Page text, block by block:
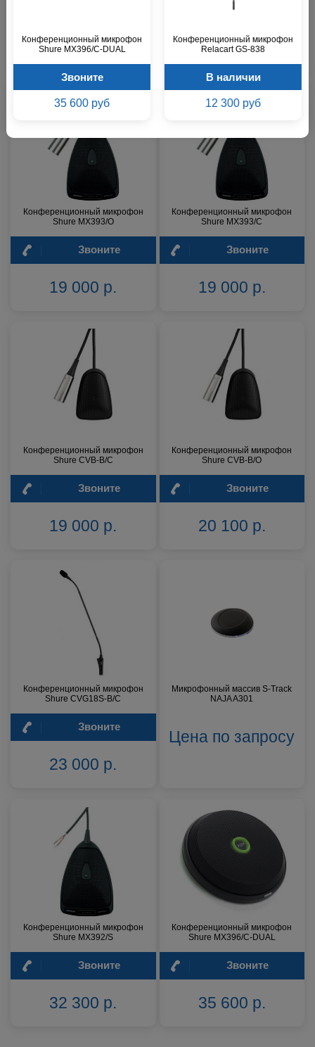
Конференционный микрофон
Shure MX396/C-DUAL
Звоните
35 600 руб
Конференционный микрофон
Relacart GS-838
В наличии
12 300 руб
15 700 р.
Звоните
17 200 р.
Конференционный микрофон
Shure MX393/O
Звоните
19 000 р.
Конференционный микрофон
Shure MX393/C
Звоните
19 000 р.
Конференционный микрофон
Shure CVB-B/C
Звоните
19 000 р.
Конференционный микрофон
Shure CVB-B/O
Звоните
20 100 р.
Конференционный микрофон
Shure CVG18S-B/C
Звоните
23 000 р.
Микрофонный массив S-Track
NAJA A301
Цена по запросу
Конференционный микрофон
Shure MX392/S
Звоните
32 300 р.
Конференционный микрофон
Shure MX396/C-DUAL
Звоните
35 600 р.